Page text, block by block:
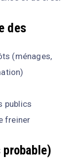
des
(ménages,
publics
freiner